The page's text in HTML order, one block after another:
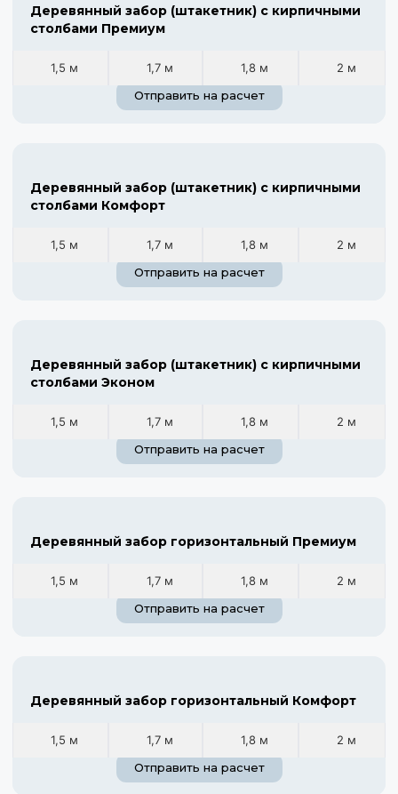
Деревянный забор (штакетник) с кирпичными
столбами Премиум
1,5 м 1,7 м 1,8 м
2 м
Отправить на расчет
Деревянный забор (штакетник) с кирпичными
столбами Комфорт
1,5 м 1,7 м 1,8 м
2 м
Отправить на расчет
Деревянный забор (штакетник) с кирпичными
столбами Эконом
1,5 м 1,7 м 1,8 м
2 м
Отправить на расчет
Деревянный забор горизонтальный Премиум
1,5 м 1,7 м 1,8 м
2 м
Отправить на расчет
Деревянный забор горизонтальный Комфорт
1,5 м 1,7 м 1,8 м
2 м
Отправить на расчет